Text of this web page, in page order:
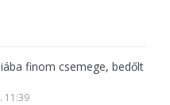
finom csemege, bedőlt
11:39